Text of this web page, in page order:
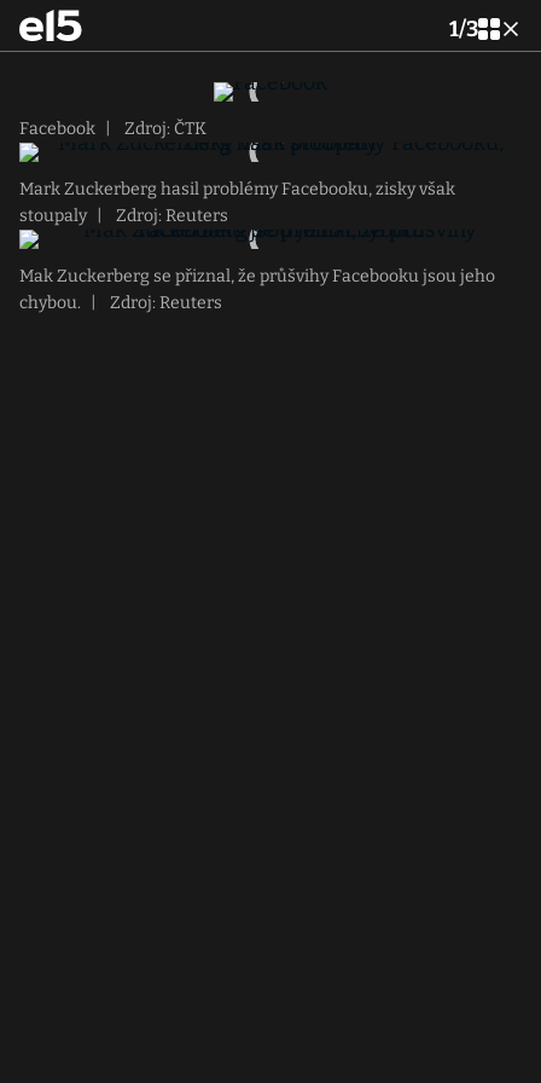
1/3
Facebook Zdroj: ČTK
Mark Zuckerberg hasil problémy Facebooku, zisky však
stoupaly
Zdroj: Reuters
Mak Zuckerberg se přiznal, že průšvihy Facebooku jsou jeho
chybou.
Zdroj: Reuters